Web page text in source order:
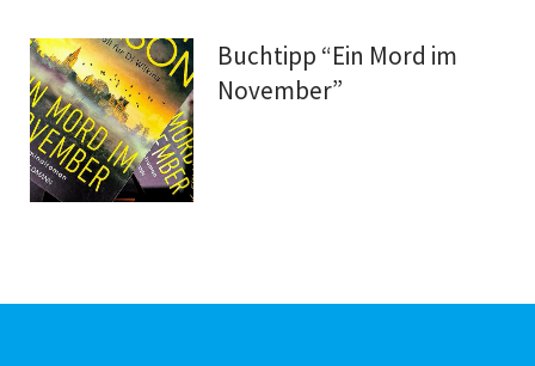
Buchtipp “Ein Mord im
November”